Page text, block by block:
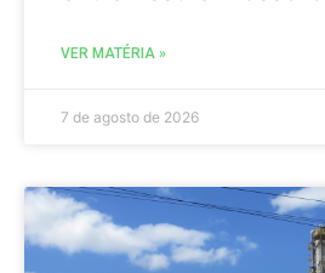
VER MATÉRIA »
7 de agosto de 2026